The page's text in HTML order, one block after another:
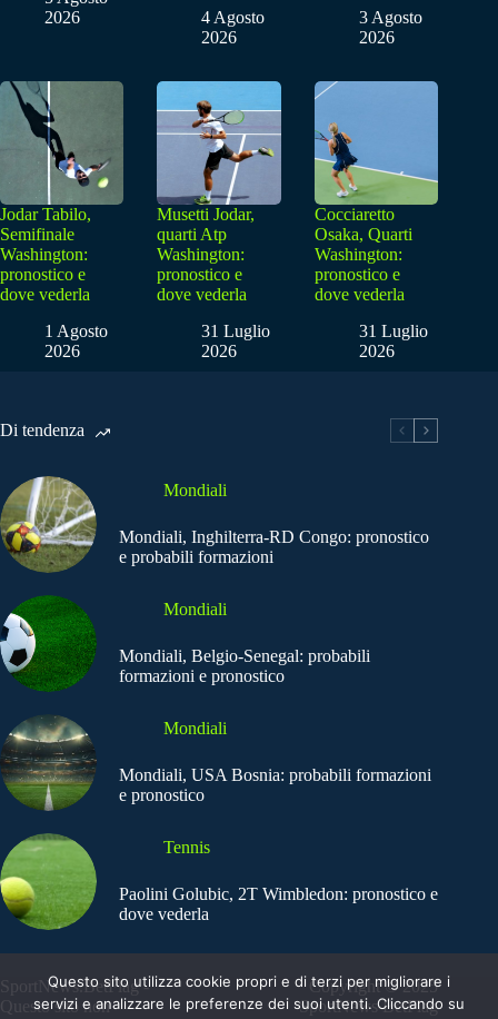
2026
4 Agosto
2026
3 Agosto
2026
Jodar Tabilo,
Semifinale
Washington:
pronostico e
dove vederla
1 Agosto
2026
Musetti Jodar,
quarti Atp
Washington:
pronostico e
dove vederla
31 Luglio
2026
Cocciaretto
Osaka, Quarti
Washington:
pronostico e
dove vederla
31 Luglio
2026
Di tendenza
Mondiali
Mondiali, Inghilterra-RD Congo: pronostico
e probabili formazioni
Mondiali
Mondiali, Belgio-Senegal: probabili
formazioni e pronostico
Mondiali
Mondiali, USA Bosnia: probabili formazioni
e pronostico
Tennis
Paolini Golubic, 2T Wimbledon: pronostico e
dove vederla
SportNews.BetFlag -
Questo sito non
Copyright © 2025
SportNews BetFlag
Questo sito utilizza cookie propri e di terzi per migliorare i
servizi e analizzare le preferenze dei suoi utenti. Cliccando su